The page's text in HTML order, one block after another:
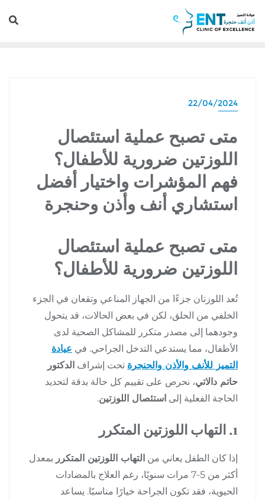
22/04/2024
متى تصبح عملية استئصال
اللوزتين ضرورية للأطفال؟
فهم المؤشرات واختيار أفضل
استشاري أنف وأذن وحنجرة
متى تصبح عملية استئصال
اللوزتين ضرورية للأطفال؟
تُعد اللوزتان جزءًا من الجهاز المناعي وتقعان في الجزء
الخلفي من الحلق، لكن في بعض الحالات، قد يتحول
وجودهما إلى مصدر متكرر للمشاكل الصحية لدى
الأطفال، مما يستدعي التدخل الجراحي. في عيادة
التميز للأنف والأذن والحنجرة تحت إشراف الدكتور
حاتم دالاتي، نحرص على تقييم كل حالة بدقة لتحديد
الحاجة الفعلية إلى استئصال اللوزتين.
1. التهاب اللوزتين المتكرر
إذا كان الطفل يعاني من التهاب اللوزتين المتكرر بمعدل
أكثر من 5-7 مرات سنويًا، رغم العلاج بالمضادات
الحيوية، فقد تكون الجراحة خيارًا مناسبًا. يساعد